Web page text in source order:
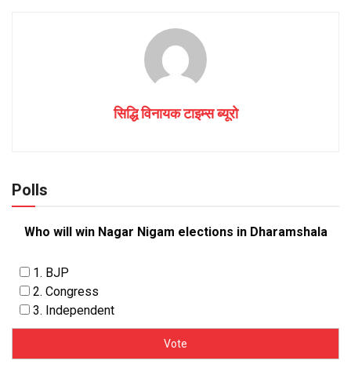
सिद्धि विनायक टाइम्स ब्यूरो
Polls
Who will win Nagar Nigam elections in Dharamshala
1. BJP
2. Congress
3. Independent